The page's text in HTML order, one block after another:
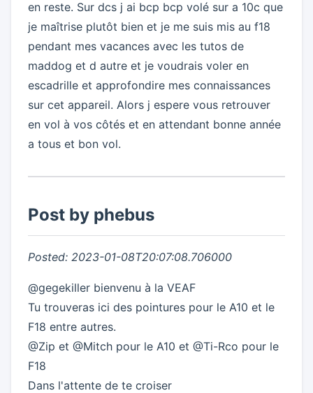
en reste. Sur dcs j ai bcp bcp volé sur a 10c que
je maîtrise plutôt bien et je me suis mis au f18
pendant mes vacances avec les tutos de
maddog et d autre et je voudrais voler en
escadrille et approfondire mes connaissances
sur cet appareil. Alors j espere vous retrouver
en vol à vos côtés et en attendant bonne année
a tous et bon vol.
Post by phebus
Posted: 2023-01-08T20:07:08.706000
@gegekiller bienvenu à la VEAF
Tu trouveras ici des pointures pour le A10 et le
F18 entre autres.
@Zip et @Mitch pour le A10 et @Ti-Rco pour le
F18
Dans l'attente de te croiser